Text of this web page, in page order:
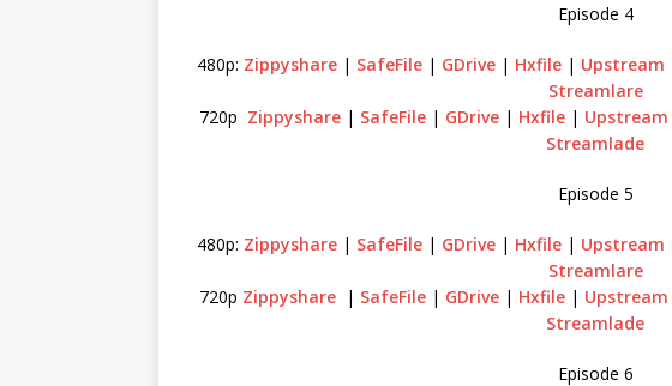
Episode 4
480p: Zippyshare | SafeFile | GDrive | Hxfile | Upstream
Streamlare
720p Zippyshare| SafeFile| GDrive| Hxfile| Upstream
Streamlade
Episode 5
480p: Zippyshare | SafeFile | GDrive | Hxfile | Upstream
Streamlare
720p Zippyshare| SafeFile| GDrive| Hxfile| Upstream
Streamlade
Episode 6